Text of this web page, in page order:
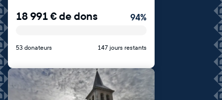
18 991€de dons 94%
53 donateurs 147 jours restants